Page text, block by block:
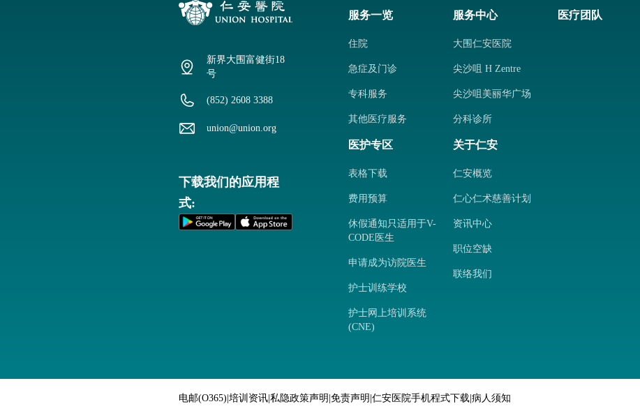
新界大围富健街18
号
(852) 2608 3388
union@union.org
下载我们的应用程
式:
服务一览
住院
急症及门诊
专科服务
其他医疗服务
服务中心
大围仁安医院
尖沙咀 H Zentre
尖沙咀美丽华广场
分科诊所
医疗团队
医护专区
表格下载
费用预算
休假通知只适用于V-
CODE医生
申请成为访院医生
护士训练学校
护士网上培训系统
(CNE)
关于仁安
仁安概览
仁心仁术慈善计划
资讯中心
职位空缺
联络我们
电邮(O365) 培训资讯 私隐政策声明 免责声明 仁安医院手机程式下载 病人须知